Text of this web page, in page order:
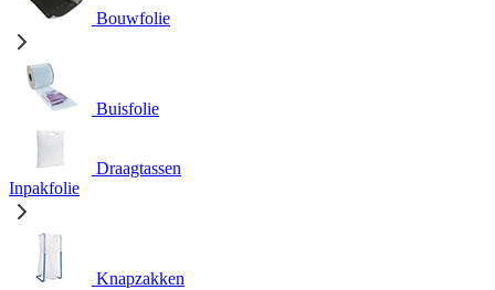
Bouwfolie
Buisfolie
Draagtassen
Inpakfolie
Knapzakken